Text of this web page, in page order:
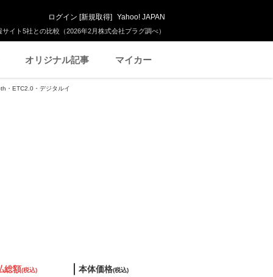
イト5社との比較（2026年2月株式会社プラグ調べ）
ログイン [新規取得] Yahoo! JAPAN
オリジナル記事 マイカー
・ETC2.0・デジタルイ
総額(税込) 本体価格(税込)